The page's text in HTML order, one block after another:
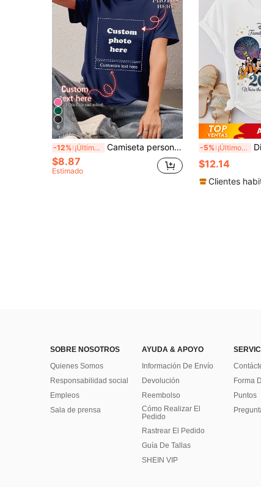
6
-12% ¡Últimos 3 días Camiseta personalizada para mujer - Añade tu texto y fotos (Paisaje/Insignia/Foto de pareja/Foto familiar/Selfie/Foto de mascota), puedes elegir la fuente y el color, adecuada para viajes de verano, regalo para novia, camiseta de mujer, moda, hip-hop, casual, minimalista, personalizada, a medida, única
$8.87
Estimado
-5% ¡Últimos 3 días Disney 1
$12.14
Clientes
SOBRE NOSOTROS
Quienes Somos
Responsabilidad social
Empleos
Sala de prensa
AYUDA & APOYO
Información De Envío
Devolución
Reembolso
Cómo Realizar El
Pedido
Rastrear El Pedido
Guía De Tallas
SHEIN VIP
Forma
Puntos